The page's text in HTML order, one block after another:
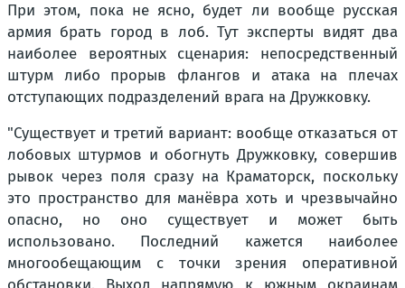
При этом, пока не ясно, будет ли вообще русская
армия брать город в лоб. Тут эксперты видят два
наиболее вероятных сценария: непосредственный
штурм либо прорыв флангов и атака на плечах
отступающих подразделений врага на Дружковку.
"Существует и третий вариант: вообще отказаться от
лобовых штурмов и обогнуть Дружковку, совершив
рывок через поля сразу на Краматорск, поскольку
это пространство для манёвра хоть и чрезвычайно
опасно, но оно существует и может быть
использовано. Последний кажется наиболее
многообещающим с точки зрения оперативной